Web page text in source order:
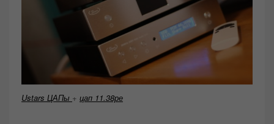
Ustars ЦАПы + цап 11.38ре